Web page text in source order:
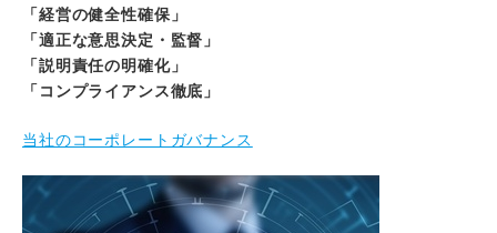
「経営の健全性確保」
「適正な意思決定・監督」
「説明責任の明確化」
「コンプライアンス徹底」
当社のコーポレートガバナンス